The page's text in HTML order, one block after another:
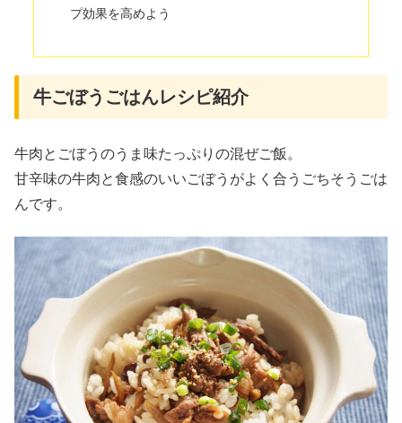
プ効果を高めよう
牛ごぼうごはんレシピ紹介
牛肉とごぼうのうま味たっぷりの混ぜご飯。
甘辛味の牛肉と食感のいいごぼうがよく合うごちそうごは
んです。